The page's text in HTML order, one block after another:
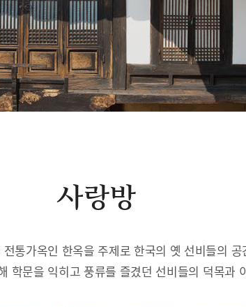
사랑방
전통가옥인 한옥을 주제로 한국의 옛 선비들의
학문을 익히고 풍류를 즐겼던 선비들의 덕목과